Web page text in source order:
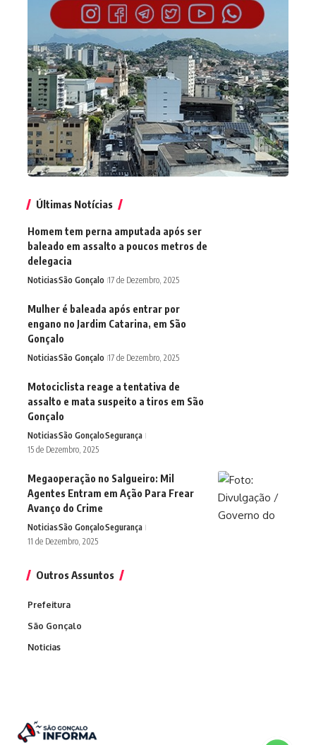
Últimas Notícias
Homem tem perna amputada após ser
baleado em assalto a poucos metros de
delegacia
NoticiasSão Gonçalo 17 de Dezembro, 2025
Mulher é baleada após entrar por
engano no Jardim Catarina, em São
Gonçalo
NoticiasSão Gonçalo 17 de Dezembro, 2025
Motociclista reage a tentativa de
assalto e mata suspeito a tiros em São
Gonçalo
NoticiasSão GonçaloSegurança
15 de Dezembro, 2025
Megaoperação no Salgueiro: Mil
Agentes Entram em Ação Para Frear
Avanço do Crime
NoticiasSão GonçaloSegurança
11 de Dezembro, 2025
Outros Assuntos
Prefeitura
São Gonçalo
Noticias